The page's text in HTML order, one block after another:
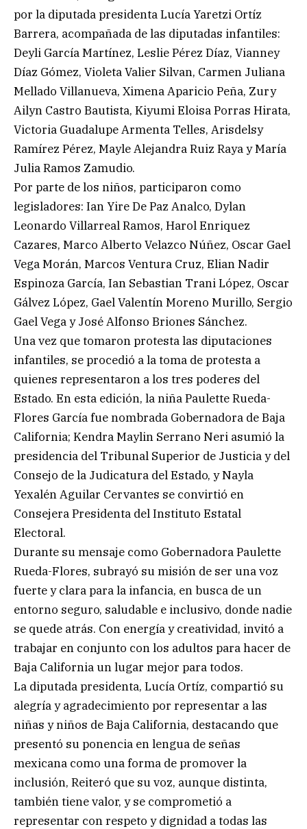
por la diputada presidenta Lucía Yaretzi Ortíz
Barrera, acompañada de las diputadas infantiles:
Deyli García Martínez, Leslie Pérez Díaz, Vianney
Díaz Gómez, Violeta Valier Silvan, Carmen Juliana
Mellado Villanueva, Ximena Aparicio Peña, Zury
Ailyn Castro Bautista, Kiyumi Eloisa Porras Hirata,
Victoria Guadalupe Armenta Telles, Arisdelsy
Ramírez Pérez, Mayle Alejandra Ruiz Raya y María
Julia Ramos Zamudio.
Por parte de los niños, participaron como
legisladores: Ian Yire De Paz Analco, Dylan
Leonardo Villarreal Ramos, Harol Enriquez
Cazares, Marco Alberto Velazco Núñez, Oscar Gael
Vega Morán, Marcos Ventura Cruz, Elian Nadir
Espinoza García, Ian Sebastian Trani López, Oscar
Gálvez López, Gael Valentín Moreno Murillo, Sergio
Gael Vega y José Alfonso Briones Sánchez.
Una vez que tomaron protesta las diputaciones
infantiles, se procedió a la toma de protesta a
quienes representaron a los tres poderes del
Estado. En esta edición, la niña Paulette Rueda-
Flores García fue nombrada Gobernadora de Baja
California; Kendra Maylin Serrano Neri asumió la
presidencia del Tribunal Superior de Justicia y del
Consejo de la Judicatura del Estado, y Nayla
Yexalén Aguilar Cervantes se convirtió en
Consejera Presidenta del Instituto Estatal
Electoral.
Durante su mensaje como Gobernadora Paulette
Rueda-Flores, subrayó su misión de ser una voz
fuerte y clara para la infancia, en busca de un
entorno seguro, saludable e inclusivo, donde nadie
se quede atrás. Con energía y creatividad, invitó a
trabajar en conjunto con los adultos para hacer de
Baja California un lugar mejor para todos.
La diputada presidenta, Lucía Ortíz, compartió su
alegría y agradecimiento por representar a las
niñas y niños de Baja California, destacando que
presentó su ponencia en lengua de señas
mexicana como una forma de promover la
inclusión, Reiteró que su voz, aunque distinta,
también tiene valor, y se comprometió a
representar con respeto y dignidad a todas las